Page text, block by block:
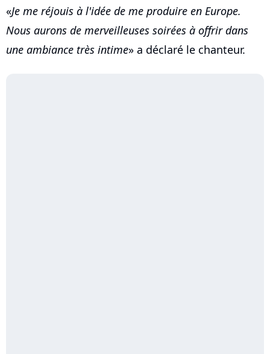
«Je me réjouis à l'idée de me produire en Europe.
Nous aurons de merveilleuses soirées à offrir dans
une ambiance très intime» a déclaré le chanteur.